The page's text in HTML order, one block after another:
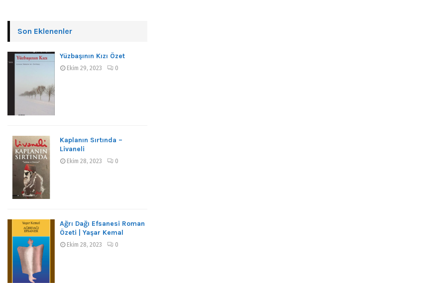
Son Eklenenler
Yüzbaşının Kızı Özet
Ekim 29, 2023 0
Kaplanın Sırtında –
Livaneli
Ekim 28, 2023 0
Ağrı Dağı Efsanesi Roman
Özeti | Yaşar Kemal
Ekim 28, 2023 0